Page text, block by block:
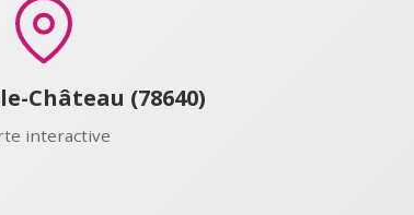
Château (78640)
interactive